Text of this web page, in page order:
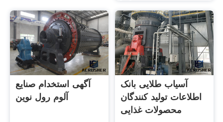
آگهی استخدام صنایع
آلوم رول نوین
آسیاب طلایی بانک
اطلاعات تولید کنندگان
محصولات غذایی